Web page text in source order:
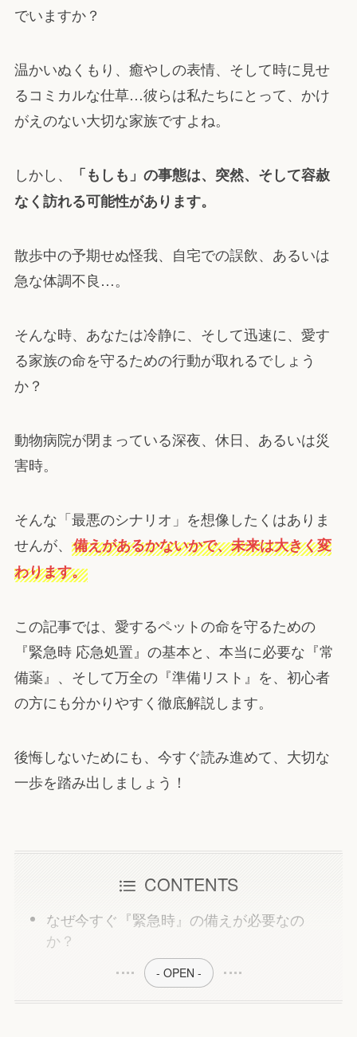
でいますか？
温かいぬくもり、癒やしの表情、そして時に見せ
るコミカルな仕草…彼らは私たちにとって、かけ
がえのない大切な家族ですよね。
しかし、
「もしも」の事態は、突然、そして容赦
なく訪れる可能性があります。
散歩中の予期せぬ怪我、自宅での誤飲、あるいは
急な体調不良…。
そんな時、あなたは冷静に、そして迅速に、愛す
る家族の命を守るための行動が取れるでしょう
か？
動物病院が閉まっている深夜、休日、あるいは災
害時。
そんな「最悪のシナリオ」を想像したくはありま
せんが、 備えがあるかないかで、未来は大きく変
わります。
この記事では、愛するペットの命を守るための
『緊急時 応急処置』の基本と、本当に必要な『常
備薬』、そして万全の『準備リスト』を、初心者
の方にも分かりやすく徹底解説します。
後悔しないためにも、今すぐ読み進めて、大切な
一歩を踏み出しましょう！
CONTENTS
なぜ今すぐ『緊急時』の備えが必要なの
か？
- OPEN -